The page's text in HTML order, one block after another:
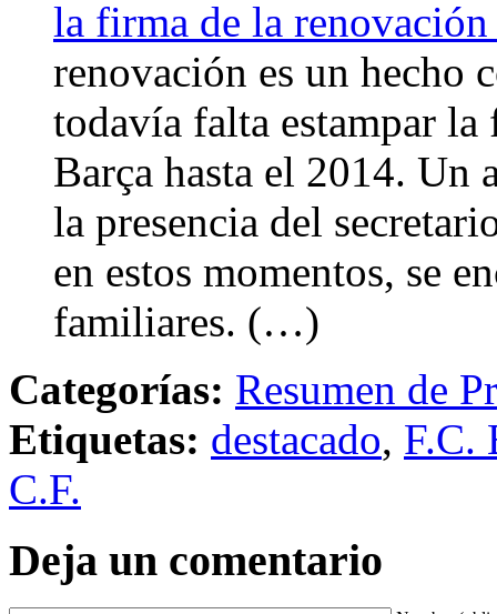
la firma de la
renovación es un hecho
todavía falta estampar
Barça hasta el 2014. Un
la presencia del
en estos momentos, se
familiares. (…)
Categorías: Resumen de
Etiquetas: destacado, F.C.
C.F.
Deja un comentario